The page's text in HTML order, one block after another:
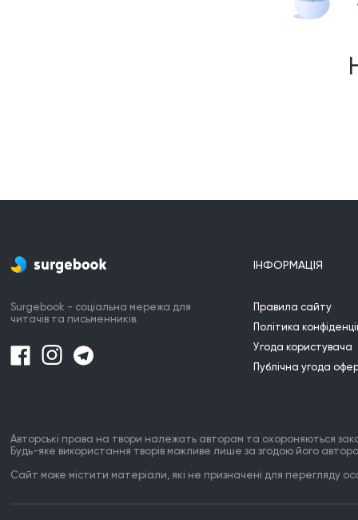
Surgebook - соціальна мережа для
читачів та письменників.
ІНФОРМАЦІЯ
Правила сайту
Політика
Угода користувача
Публічна угода
Авторські права на твори належать авторам та охороняються
Будь-яке використання творів можливе лише за згодою його
Сайт може містити матеріали, які не призначені для перегляду